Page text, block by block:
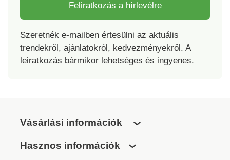
Feliratkozás a hírlevélre
Szeretnék e-mailben értesülni az aktuális
trendekről, ajánlatokról, kedvezményekről. A
leiratkozás bármikor lehetséges és ingyenes.
Vásárlási információk
Hasznos információk